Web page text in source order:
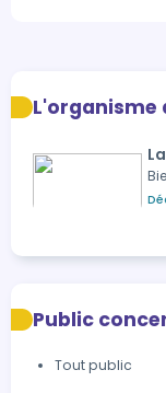
Public
Tout public